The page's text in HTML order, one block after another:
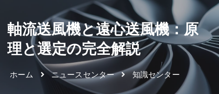
軸流送風機と遠心送風機：原
理と選定の完全解説
ホーム ニュースセンター 知識センター